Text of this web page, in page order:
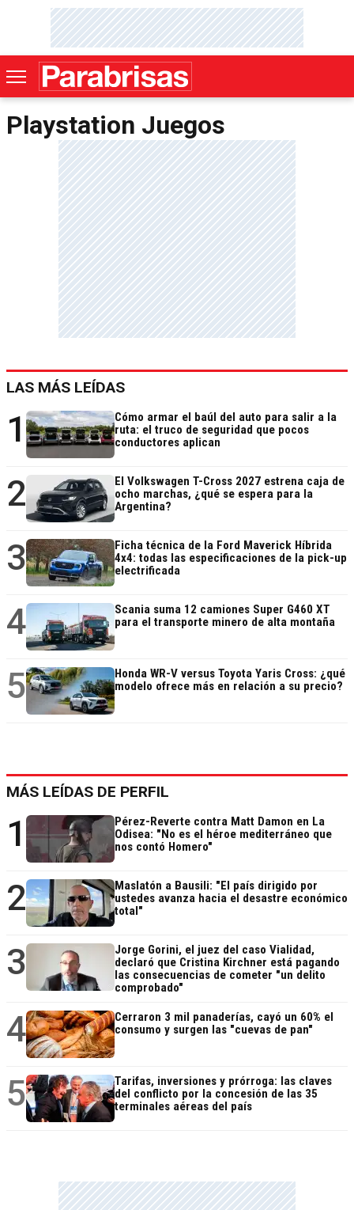
Playstation Juegos
LAS MÁS LEÍDAS
1
Cómo armar el baúl del auto para salir a la
ruta: el truco de seguridad que pocos
conductores aplican
2
El Volkswagen T-Cross 2027 estrena caja de
ocho marchas, ¿qué se espera para la
Argentina?
3
Ficha técnica de la Ford Maverick Híbrida
4x4: todas las especificaciones de la pick-up
electrificada
4
Scania suma 12 camiones Super G460 XT
para el transporte minero de alta montaña
5
Honda WR-V versus Toyota Yaris Cross: ¿qué
modelo ofrece más en relación a su precio?
MÁS LEÍDAS DE PERFIL
1
Pérez-Reverte contra Matt Damon en La
Odisea: "No es el héroe mediterráneo que
nos contó Homero"
2
Maslatón a Bausili: "El país dirigido por
ustedes avanza hacia el desastre económico
total"
3
Jorge Gorini, el juez del caso Vialidad,
declaró que Cristina Kirchner está pagando
las consecuencias de cometer "un delito
comprobado"
4
Cerraron 3 mil panaderías, cayó un 60% el
consumo y surgen las "cuevas de pan"
5
Tarifas, inversiones y prórroga: las claves
del conflicto por la concesión de las 35
terminales aéreas del país